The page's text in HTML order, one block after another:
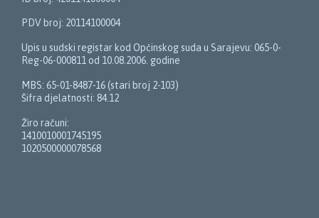
PDV broj: 20114100004
Upis u sudski registar kod Općinskog suda u Sarajevu: 065-0-
Reg-06-000811 od 10.08.2006. godine
MBS: 65-01-8487-16 (stari broj 2-103)
Šifra djelatnosti: 84.12
Žiro računi:
1410010001745195
1020500000078568